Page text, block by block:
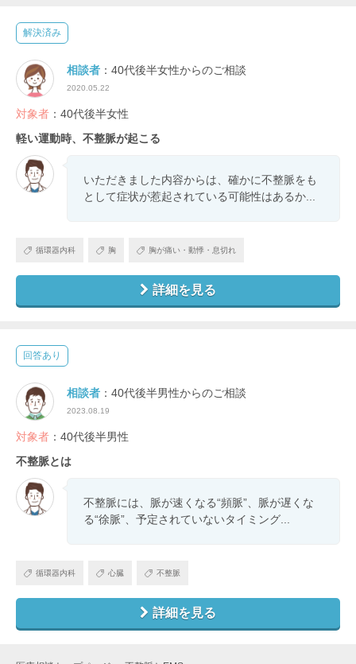
解決済み
相談者 ：40代後半女性からのご相談
2020.05.22
対象者 ：40代後半女性
軽い運動時、不整脈が起こる
いただきました内容からは、確かに不整脈をも
として症状が惹起されている可能性はあるか...
循環器内科 胸 胸が痛い・動悸・息切れ
詳細を見る
回答あり
相談者 ：40代後半男性からのご相談
2023.08.19
対象者 ：40代後半男性
不整脈とは
不整脈には、脈が速くなる“頻脈”、脈が遅くな
る“徐脈”、予定されていないタイミング...
循環器内科 心臓 不整脈
詳細を見る